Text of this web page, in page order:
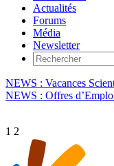
Actualités
Forums
Média
Newsletter
NEWS : Vacances
NEWS : Offres
1 2